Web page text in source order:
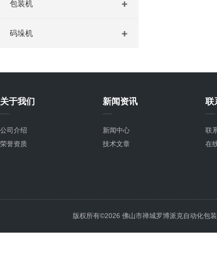
包装机
码垛机
关于我们
公司介绍
荣誉资质
新闻资讯
新闻中心
技术文章
联
联
在
版权所有©2026 佛山市禅城罗博派克自动化